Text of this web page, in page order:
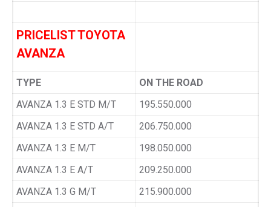
PRICELIST TOYOTA
AVANZA
TYPE
ON THE ROAD
AVANZA 1.3 E STD M/T
195.550.000
AVANZA 1.3 E STD A/T
206.750.000
AVANZA 1.3 E M/T
198.050.000
AVANZA 1.3 E A/T
209.250.000
AVANZA 1.3 G M/T
215.900.000